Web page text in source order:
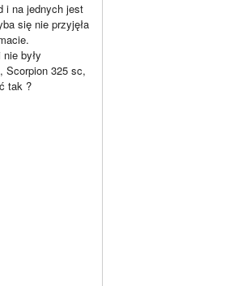
i na jednych jest
się nie przyjęła
były
Scorpion 325 sc,
tak ?